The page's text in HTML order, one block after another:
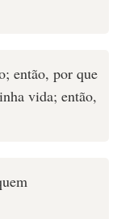
então, por que
vida; então,